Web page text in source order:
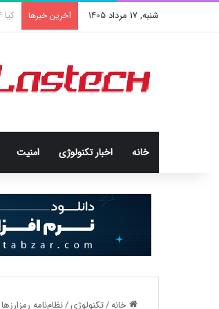
شنبه, 17 مرداد 1405 آخرین خبرها
خانه اخبار تکنولوژی امنيت
خانه/تکنولوژی/نظام‌نامه